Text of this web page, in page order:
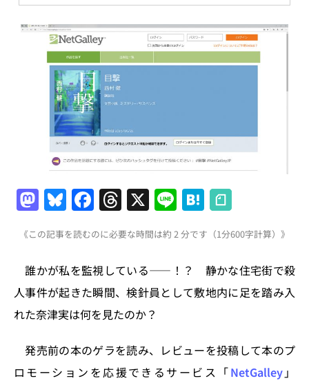
M
a
st
o
d
o
Bl
u
e
s
k
y
F
a
c
e
b
o
k
T
h
re
a
d
s
X Li
n
e
H
at
e
n
a
《この記事を読むのに必要な時間は約 2 分です（1分600字計算）》
誰かが私を監視している――！？ 静かな住宅街で殺
人事件が起きた瞬間、検針員として敷地内に足を踏み入
れた奈津実は何を見たのか？
発売前の本のゲラを読み、レビューを投稿して本のプ
ロモーションを応援できるサービス「NetGalley」